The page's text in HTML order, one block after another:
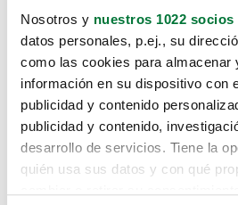
Nosotros y nuestros 1022 socios
datos personales, p.ej., su
como las cookies para almacenar
información en su dispositivo con
publicidad y contenido
publicidad y contenido,
desarrollo de servicios. Tiene la
quién usa sus datos y con qué
Lo sentimos, no
te hemos traido
Pero puedes encontrar el
buscando en alguno de estos